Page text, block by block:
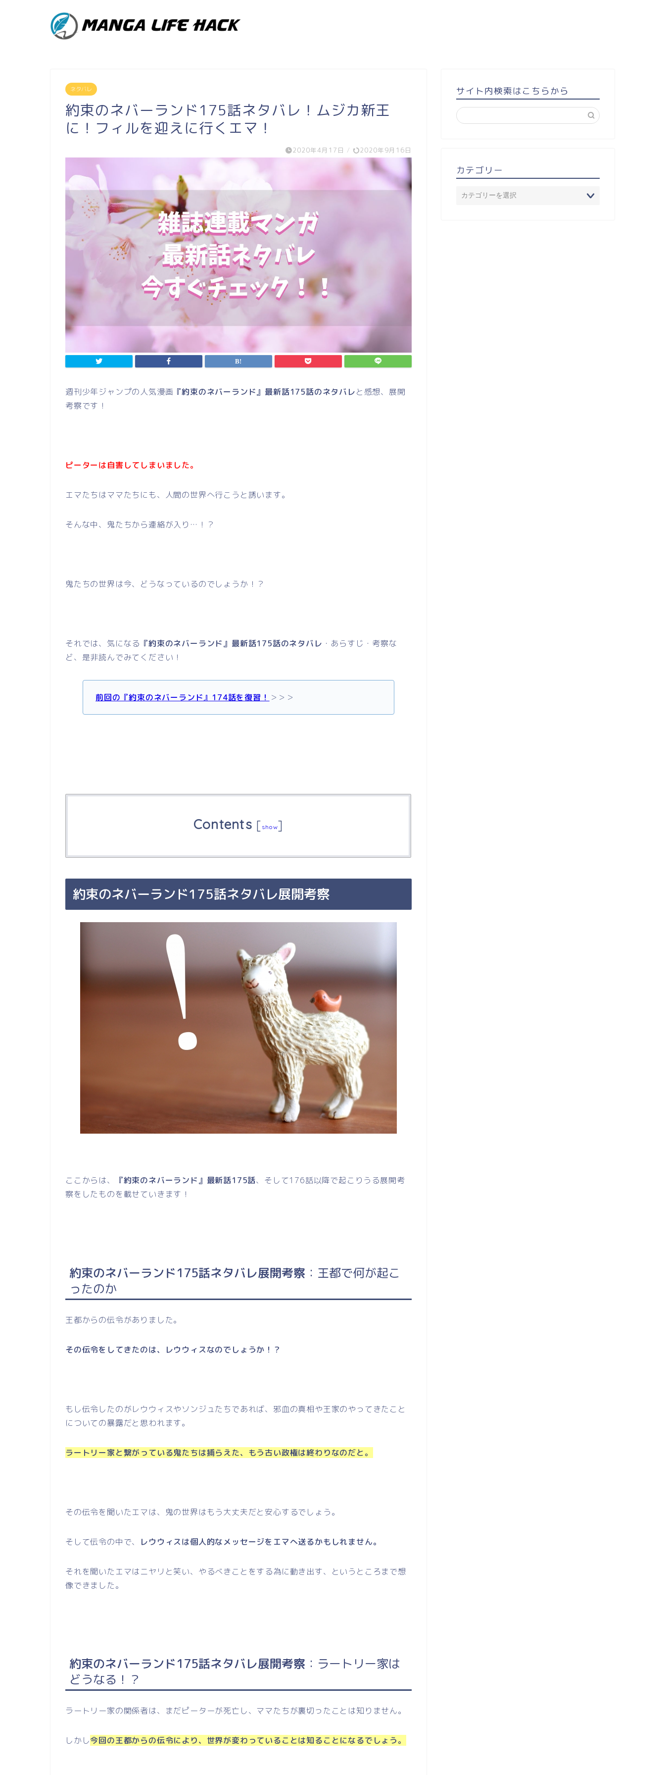
ネタバレ
約束のネバーランド175話ネタバレ！ムジカ新王
に！フィルを迎えに行くエマ！
2020年4月17日 / 2020年9月16日
週刊少年ジャンプの人気漫画 『約束のネバーランド』最新話175話のネタバレと感想、展開
考察です！
ピーターは自害してしまいました。
エマたちはママたちにも、人間の世界へ行こうと誘います。
そんな中、鬼たちから連絡が入り…！？
鬼たちの世界は今、どうなっているのでしょうか！？
それでは、気になる 『約束のネバーランド』最新話175話のネタバレ ・あらすじ・考察な
ど、是非読んでみてください！
前回の『約束のネバーランド』174話を復習！ ＞＞＞
Contents [ show]
約束のネバーランド175話ネタバレ展開考察
ここからは、 『約束のネバーランド』最新話175話、そして176話以降で起こりうる展開考
察をしたものを載せていきます！
約束のネバーランド175話ネタバレ展開考察 ：王都で何が起こ
ったのか
王都からの伝令がありました。
その伝令をしてきたのは、レウウィスなのでしょうか！？
もし伝令したのがレウウィスやソンジュたちであれば、邪血の真相や王家のやってきたこと
についての暴露だと思われます。
ラートリー家と繋がっている鬼たちは捕らえた、もう古い政権は終わりなのだと。
その伝令を聞いたエマは、鬼の世界はもう大丈夫だと安心するでしょう。
そして伝令の中で、 レウウィスは個人的なメッセージをエマへ送るかもしれません。
それを聞いたエマはニヤリと笑い、やるべきことをする為に動き出す、というところまで想
像できました。
約束のネバーランド175話ネタバレ展開考察 ：ラートリー家は
どうなる！？
ラートリー家の関係者は、まだピーターが死亡し、ママたちが裏切ったことは知りません。
しかし今回の王都からの伝令により、世界が変わっていることは知ることになるでしょう。
サイト内検索はこちらから
カテゴリー